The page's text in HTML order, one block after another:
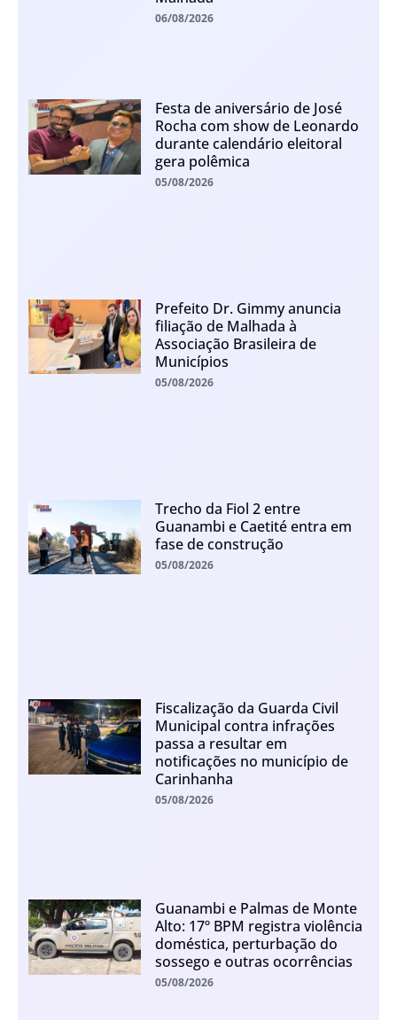
06/08/2026
Festa de aniversário de José
Rocha com show de Leonardo
durante calendário eleitoral
gera polêmica
05/08/2026
Prefeito Dr. Gimmy anuncia
filiação de Malhada à
Associação Brasileira de
Municípios
05/08/2026
Trecho da Fiol 2 entre
Guanambi e Caetité entra em
fase de construção
05/08/2026
Fiscalização da Guarda Civil
Municipal contra infrações
passa a resultar em
notificações no município de
Carinhanha
05/08/2026
Guanambi e Palmas de Monte
Alto: 17º BPM registra violência
doméstica, perturbação do
sossego e outras ocorrências
05/08/2026